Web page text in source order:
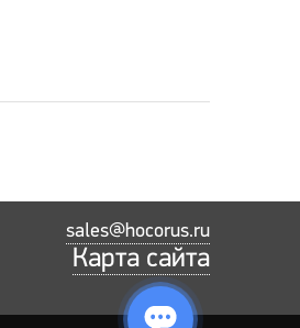
sales@hocorus.ru
Карта сайта